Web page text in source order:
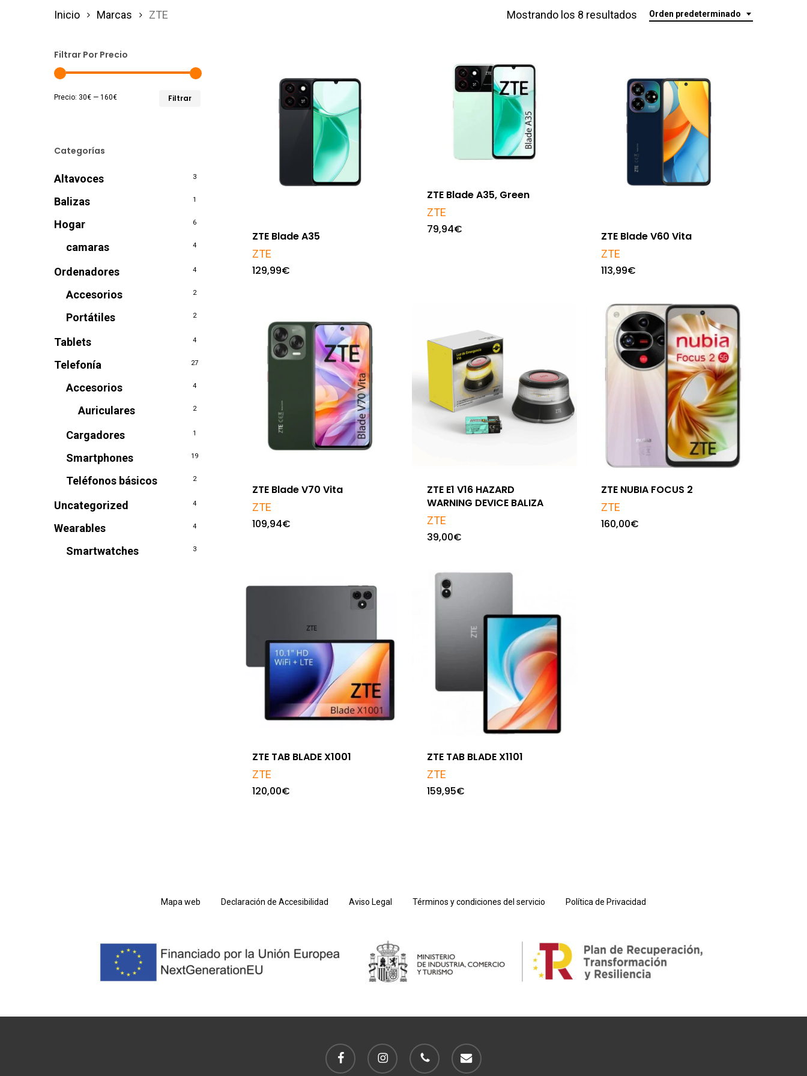
Orden predeterminado
Mostrando los 8 resultados
Inicio Marcas ZTE
Filtrar Por Precio
Filtrar
Precio: 30€ — 160€
Categorías
Altavoces 3
Balizas 1
Hogar 6
camaras 4
Ordenadores 4
Accesorios 2
Portátiles 2
Tablets 4
Telefonía 27
Accesorios 4
Auriculares 2
Cargadores 1
Smartphones 19
Teléfonos básicos 2
Uncategorized 4
Wearables 4
Smartwatches 3
ZTE Blade A35
ZTE
129,99€
ZTE Blade A35, Green
ZTE
79,94€ ZTE Blade V60 Vita
ZTE
113,99€
ZTE Blade V70 Vita
ZTE
109,94€
ZTE E1 V16 HAZARD
WARNING DEVICE BALIZA
ZTE
39,00€
ZTE NUBIA FOCUS 2
ZTE
160,00€
ZTE TAB BLADE X1001
ZTE
120,00€
ZTE TAB BLADE X1101
ZTE
159,95€
Mapa web Declaración de Accesibilidad Aviso Legal Términos y condiciones del servicio Política de Privacidad
facebook instagram phone email